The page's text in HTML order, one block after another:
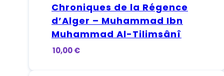
Chroniques de la Régence
d’Alger – Muhammad Ibn
Muhammad Al-Tilimsânî
10,00€